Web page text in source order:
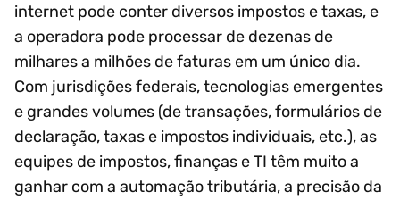
internet pode conter diversos impostos e taxas, e
a operadora pode processar de dezenas de
milhares a milhões de faturas em um único dia.
Com jurisdições federais, tecnologias emergentes
e grandes volumes (de transações, formulários de
declaração, taxas e impostos individuais, etc.), as
equipes de impostos, finanças e TI têm muito a
ganhar com a automação tributária, a precisão da